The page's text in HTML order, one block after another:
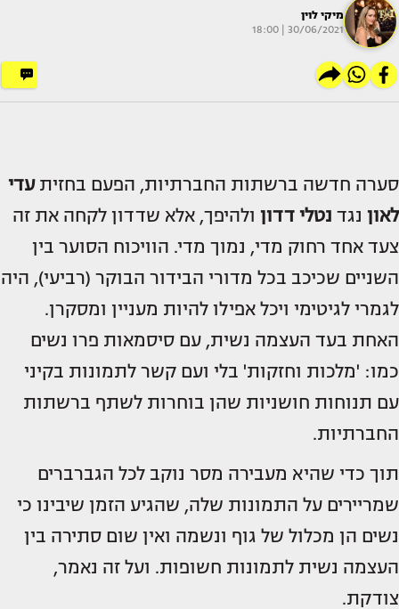
מיקי לוין
30/06/2021 | 18:00
סערה חדשה ברשתות החברתיות, הפעם בחזיתעדי
לאון נגד נטלי דדון ולהיפך, אלא שדדון לקחה את זה
צעד אחד רחוק מדי, נמוך מדי. הוויכוח הסוער בין
השניים שכיכב בכל מדורי הבידור הבוקר (רביעי), היה
לגמרי לגיטימי ויכל אפילו להיות מעניין ומסקרן.
האחת בעד העצמה נשית, עם סיסמאות פרו נשים
כמו: 'מלכות וחזקות' בלי ועם קשר לתמונות בקיני
עם תנוחות חושניות שהן בוחרות לשתף ברשתות
החברתיות.
תוך כדי שהיא מעבירה מסר נוקב לכל הגברברים
שמריירים על התמונות שלה, שהגיע הזמן שיבינו כי
נשים הן מכלול של גוף ונשמה ואין שום סתירה בין
העצמה נשית לתמונות חשופות. ועל זה נאמר,
צודקת.